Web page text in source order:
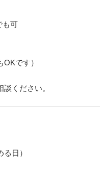
も可
です）
ください。
日）